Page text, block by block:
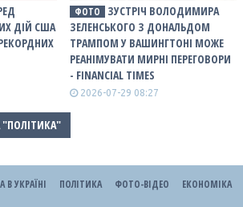
ДІЙ США
ФОТО
ЗУСТРІЧ ВОЛОДИМИРА
ЗЕЛЕНСЬКОГО З ДОНАЛЬДОМ
ТРАМПОМ У ВАШИНГТОНІ МОЖЕ
РЕАНІМУВАТИ МИРНІ ПЕРЕГОВОРИ
- FINANCIAL TIMES
2026-07-29 08:27
"ПОЛІТИКА"
В УКРАЇНІ ПОЛІТИКА ФОТО-ВІДЕО ЕКОНОМІКА